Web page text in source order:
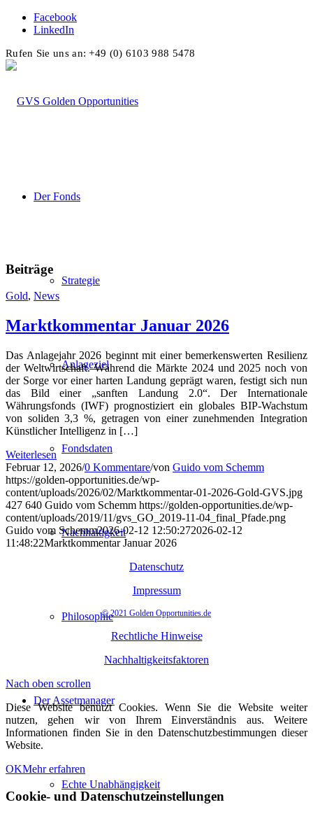
Facebook
LinkedIn
Rufen Sie uns an: +49 (0) 6103 988 5478
Der Fonds
Strategie
Anlageziel
Fondsdaten
Nachhaltigkeit
Philosophie
Der Assetmanager
Echte Unabhängigkeit
Beiträge
Gold, News
Marktkommentar Januar 2026
Das Anlagejahr 2026 beginnt mit einer bemerkenswerten Resilienz
der Weltwirtschaft. Während die Märkte 2024 und 2025 noch von
der Sorge vor einer harten Landung geprägt waren, festigt sich nun
das Bild einer „sanften Landung 2.0“. Der Internationale
Währungsfonds (IWF) prognostiziert ein globales BIP-Wachstum
von soliden 3,3 %, getragen von einer zunehmenden Integration
Künstlicher Intelligenz in […]
Weiterlesen
Februar 12, 2026/0 Kommentare/von Guido vom Schemm
https://golden-opportunities.de/wp-
content/uploads/2026/02/Marktkommentar-01-2026-Gold-GVS.jpg
427 640 Guido vom Schemm https://golden-opportunities.de/wp-
content/uploads/2019/11/gvs_GO_2019-11-04_final_Pfade.png
Guido vom Schemm2026-02-12 12:50:272026-02-12
11:48:22Marktkommentar Januar 2026
Datenschutz
Impressum
© 2021 Golden Opportunities.de
Rechtliche Hinweise
Nachhaltigkeitsfaktoren
Nach oben scrollen
Diese Website benutzt Cookies. Wenn Sie die Website weiter
nutzen, gehen wir von Ihrem Einverständnis aus. Weitere
Informationen finden Sie in den Datenschutzbestimmungen dieser
Website.
OKMehr erfahren
Cookie- und Datenschutzeinstellungen